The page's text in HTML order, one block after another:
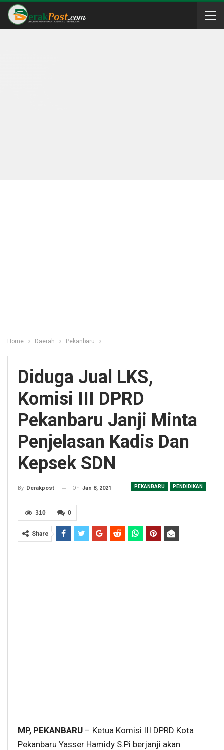
Home Daerah Pekanbaru
Diduga Jual LKS,
Komisi III DPRD
Pekanbaru Janji Minta
Penjelasan Kadis Dan
Kepsek SDN
PEKANBARU PENDIDIKAN
By Derakpost On Jan 8, 2021
0
310
Share
MP, PEKANBARU – Ketua Komisi III DPRD Kota
Pekanbaru Yasser Hamidy S.Pi berjanji akan